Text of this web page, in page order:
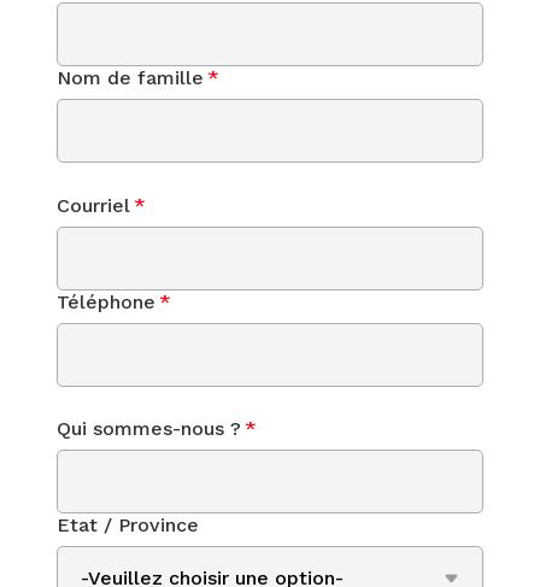
Nom de famille *
Courriel *
Téléphone *
Qui sommes-nous ? *
Etat / Province